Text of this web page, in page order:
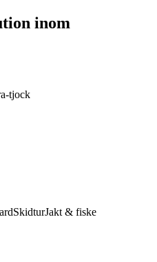
inom
tjock
SkidturJakt & fiske